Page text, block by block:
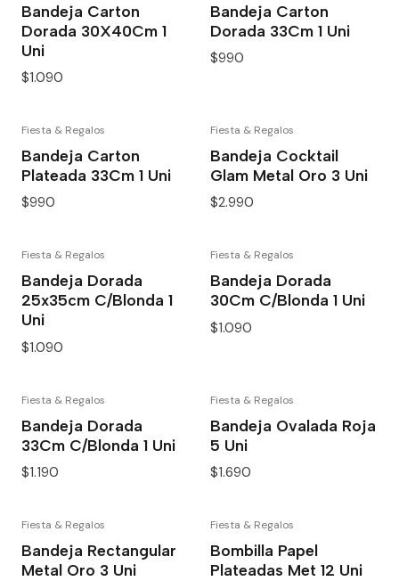
Bandeja Carton
Dorada 30X40Cm 1
Uni
$1.090
Bandeja Carton
Dorada 33Cm 1 Uni
$990
Fiesta & Regalos
Bandeja Carton
Plateada 33Cm 1 Uni
$990
Fiesta & Regalos
Bandeja Cocktail
Glam Metal Oro 3 Uni
$2.990
Fiesta & Regalos
Bandeja Dorada
25x35cm C/Blonda 1
Uni
$1.090
Fiesta & Regalos
Bandeja Dorada
30Cm C/Blonda 1 Uni
$1.090
Fiesta & Regalos
Bandeja Dorada
33Cm C/Blonda 1 Uni
$1.190
Fiesta & Regalos
Bandeja Ovalada Roja
5 Uni
$1.690
Fiesta & Regalos
Bandeja Rectangular
Metal Oro 3 Uni
Fiesta & Regalos
Bombilla Papel
Plateadas Met 12 Uni